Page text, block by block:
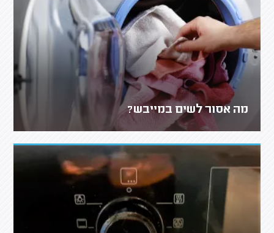
מה אסור לשים במייבש?